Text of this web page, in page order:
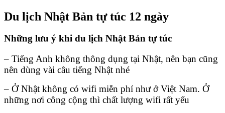
Du lịch Nhật Bản tự túc 12 ngày
Những lưu ý khi du lịch Nhật Bản tự túc
– Tiếng Anh không thông dụng tại Nhật, nên bạn cũng
nên dùng vài câu tiếng Nhật nhé
– Ở Nhật không có wifi miễn phí như ở Việt Nam. Ở
những nơi công cộng thì chất lượng wifi rất yếu